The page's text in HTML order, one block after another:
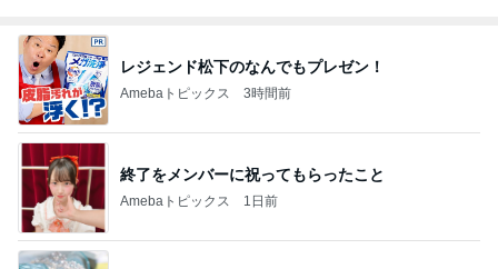
レジェンド松下のなんでもプレゼン！
Amebaトピックス 3時間前
終了をメンバーに祝ってもらったこと
Amebaトピックス 1日前